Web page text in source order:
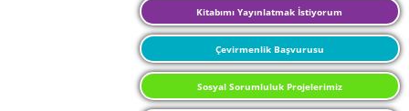
Kitabımı Yayınlatmak İstiyorum
Çevirmenlik Başvurusu
Sosyal Sorumluluk Projelerimiz